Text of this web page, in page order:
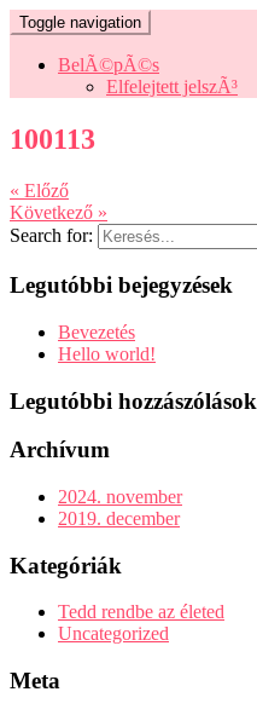
Toggle navigation
BelÃ©pÃ©s
Elfelejtett jelszÃ³
100113
« Előző
Következő »
Search for:
Legutóbbi bejegyzések
Bevezetés
Hello world!
Legutóbbi hozzászólások
Archívum
2024. november
2019. december
Kategóriák
Tedd rendbe az életed
Uncategorized
Meta